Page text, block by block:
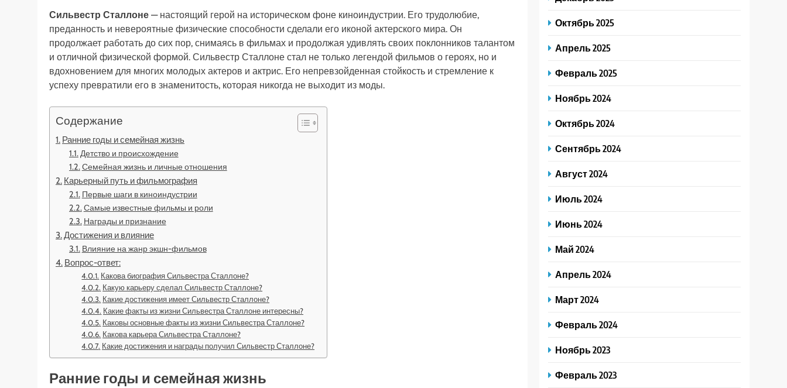
Сильвестр Сталлоне — настоящий герой на историческом фоне киноиндустрии. Его трудолюбие,
преданность и невероятные физические способности сделали его иконой актерского мира. Он
продолжает работать до сих пор, снимаясь в фильмах и продолжая удивлять своих поклонников талантом
и отличной физической формой. Сильвестр Сталлоне стал не только легендой фильмов о героях, но и
вдохновением для многих молодых актеров и актрис. Его непревзойденная стойкость и стремление к
успеху превратили его в знаменитость, которая никогда не выходит из моды.
Содержание
Ранние годы и семейная жизнь
Детство и происхождение
Семейная жизнь и личные отношения
Карьерный путь и фильмография
Первые шаги в киноиндустрии
Самые известные фильмы и роли
Награды и признание
Достижения и влияние
Влияние на жанр экшн-фильмов
Вопрос-ответ:
Какова биография Сильвестра Сталлоне?
Какую карьеру сделал Сильвестр Сталлоне?
Какие достижения имеет Сильвестр Сталлоне?
Какие факты из жизни Сильвестра Сталлоне интересны?
Каковы основные факты из жизни Сильвестра Сталлоне?
Какова карьера Сильвестра Сталлоне?
Какие достижения и награды получил Сильвестр Сталлоне?
Ранние годы и семейная жизнь
Октябрь 2025
Апрель 2025
Февраль 2025
Ноябрь 2024
Октябрь 2024
Сентябрь 2024
Август 2024
Июль 2024
Июнь 2024
Май 2024
Апрель 2024
Март 2024
Февраль 2024
Ноябрь 2023
Февраль 2023